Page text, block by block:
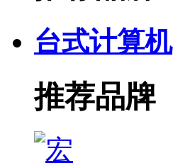
台式计算机
推荐品牌